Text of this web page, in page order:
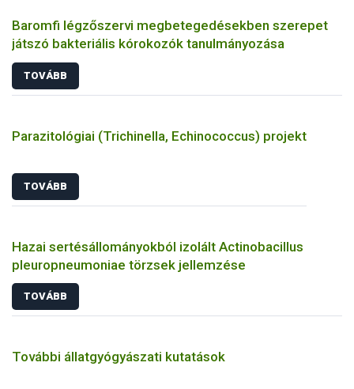
Baromfi légzőszervi megbetegedésekben szerepet
játszó bakteriális kórokozók tanulmányozása
TOVÁBB
Parazitológiai (Trichinella, Echinococcus) projekt
TOVÁBB
Hazai sertésállományokból izolált Actinobacillus
pleuropneumoniae törzsek jellemzése
TOVÁBB
További állatgyógyászati kutatások